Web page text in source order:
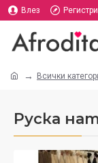
Влез
Всички
Руска